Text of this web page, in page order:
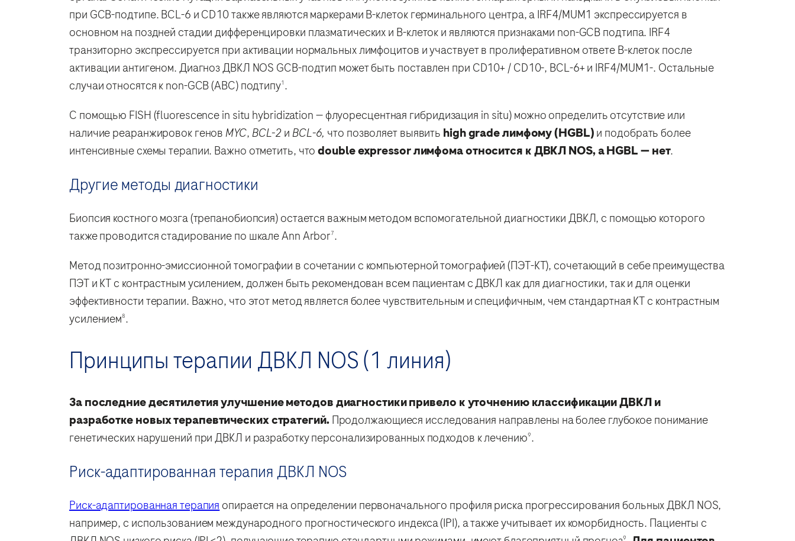
при GCB-подтипе. BCL-6 и CD10 также являются маркерами В-клеток герминального центра, а IRF4/MUM1 экспрессируется в
основном на поздней стадии дифференцировки плазматических и В-клеток и являются признаками non-GCB подтипа. IRF4
транзиторно экспрессируется при активации нормальных лимфоцитов и участвует в пролиферативном ответе В-клеток после
активации антигеном. Диагноз ДВКЛ NOS GCB-подтип может быть поставлен при CD10+ / CD10-, BCL-6+ и IRF4/MUM1-. Остальные
случаи относятся к non-GCB (ABC) подтипу1 .
С помощью FISH (fluorescence in situ hybridization — флуоресцентная гибридизация in situ) можно определить отсутствие или
наличие реаранжировок геновMYC,BCL-2иBCL-6, что позволяет выявить high grade лимфому (HGBL)и подобрать более
интенсивные схемы терапии. Важно отметить, чтоdouble expressor лимфома относится к ДВКЛ NOS, а HGBL — нет.
Другие методы диагностики
Биопсия костного мозга (трепанобиопсия) остается важным методом вспомогательной диагностики ДВКЛ, с помощью которого
также проводится стадирование по шкале Ann Arbor7.
Метод позитронно-эмиссионной томографии в сочетании с компьютерной томографией (ПЭТ-КТ), сочетающий в себе преимущества
ПЭТ и КТ с контрастным усилением, должен быть рекомендован всем пациентам с ДВКЛ как для диагностики, так и для оценки
эффективности терапии. Важно, что этот метод является более чувствительным и специфичным, чем стандартная КТ с контрастным
усилением8.
Принципы терапии ДВКЛ NOS (1 линия)
За последние десятилетия улучшение методов диагностики привело к уточнению классификации ДВКЛ и
разработке новых терапевтических стратегий.Продолжающиеся исследования направлены на более глубокое понимание
генетических нарушений при ДВКЛ и разработку персонализированных подходов к лечению9.
Риск-адаптированная терапия ДВКЛ NOS
Риск-адаптированная терапия опирается на определении первоначального профиля риска прогрессирования больных ДВКЛ NOS,
например, с использованием международного прогностического индекса (IPI), а также учитывает их коморбидность. Пациенты с
9